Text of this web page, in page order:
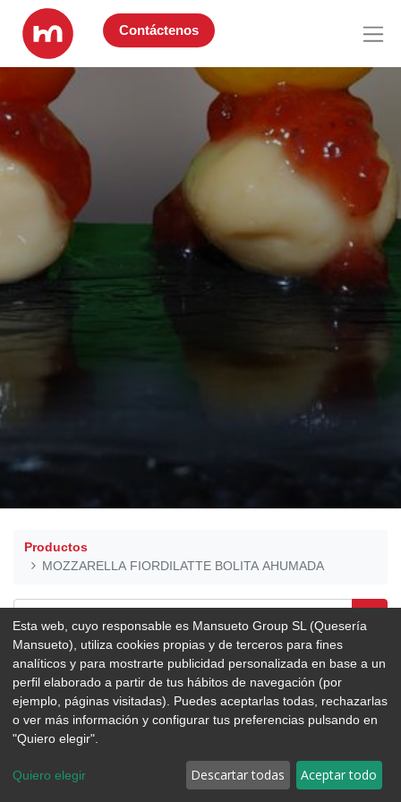
Contáctenos
Productos
MOZZARELLA FIORDILATTE BOLITA AHUMADA
Esta web, cuyo responsable es Mansueto Group SL (Quesería
Mansueto), utiliza cookies propias y de terceros para fines
analíticos y para mostrarte publicidad personalizada en base a un
perfil elaborado a partir de tus hábitos de navegación (por
ejemplo, páginas visitadas). Puedes aceptarlas todas, rechazarlas
o ver más información y configurar tus preferencias pulsando en
"Quiero elegir".
Quiero elegir Descartar todas Aceptar todo